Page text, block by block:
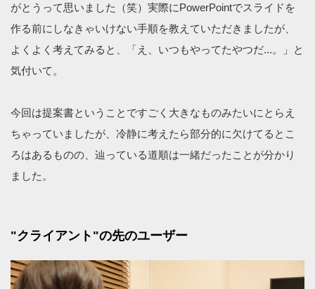
がとうって思いました（笑）実際にPowerPointでスライドを
作る前にしなきゃいけない手順を教えていただきましたが、
よくよく考えてみると、「え、いつもやってたやつだ...。」と
気付いて。
今回は提案書ということですごく大きなものみたいにとらえ
ちゃっていましたが、冷静に考えたら部分的に欠けてるとこ
ろはあるものの、辿っている道順は一緒だったことが分かり
ました。
"クライアント"の先のユーザー